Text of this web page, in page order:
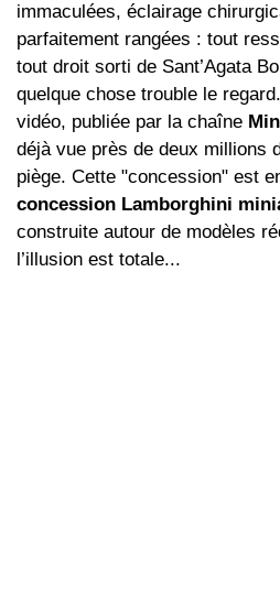
immaculées, éclairage
parfaitement rangées : tout
tout droit sorti de Sant’Agata
quelque chose trouble le
vidéo, publiée par la chaîne
déjà vue près de deux millions
piège. Cette "concession" est
concession Lamborghini
construite autour de modèles
l’illusion est totale...